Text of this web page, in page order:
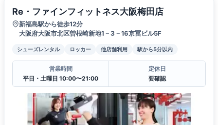
Re・ファインフィットネス大阪梅田店
新福島駅から徒歩12分
大阪府大阪市北区曽根崎新地1－3－16京冨ビル5F
シューズレンタル ロッカー 他店舗利用 駅から5分以内
営業時間
平日・土曜日 10:00〜21:00
定休日
要確認